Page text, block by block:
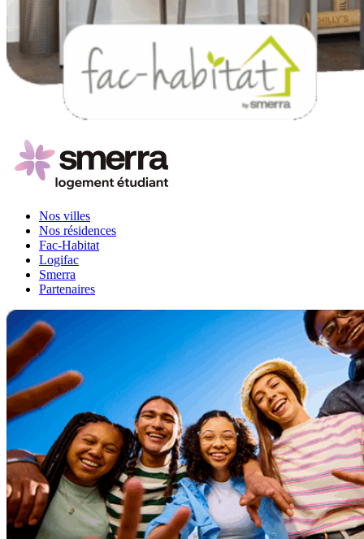
Nos villes
Nos résidences
Fac-Habitat
Logifac
Smerra
Partenaires